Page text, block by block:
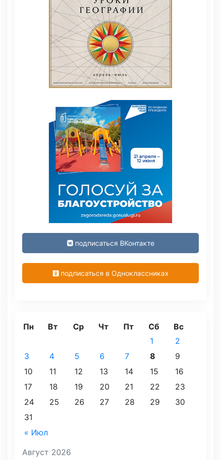
подписаться ВКонтакте
подписаться в Одноклассниках
Август 2026
Пн Вт Ср Чт Пт Сб Вс
« Июл
1
2
3
4 5 6 7 8
9
10
11 12 13 14 15
16
17
18 19 20 21 22
23
24
25 26 27 28 29
30
31